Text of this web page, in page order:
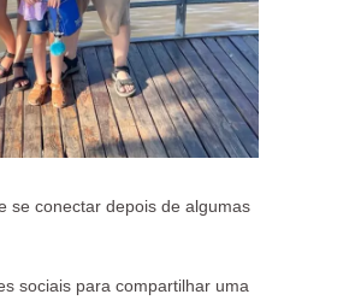
se conectar depois de algumas
sociais para compartilhar uma